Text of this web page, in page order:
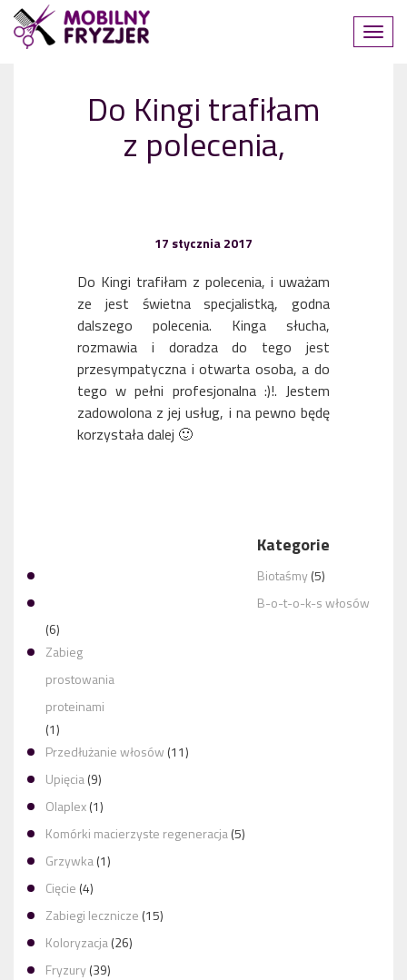
Do Kingi trafiłam
z polecenia,
17 stycznia 2017
Do Kingi trafiłam z polecenia, i uważam
ze jest świetna specjalistką, godna
dalszego polecenia. Kinga słucha,
rozmawia i doradza do tego jest
przesympatyczna i otwarta osoba, a do
tego w pełni profesjonalna :)!. Jestem
zadowolona z jej usług, i na pewno będę
korzystała dalej 🙂
Kategorie
Biotaśmy(5)
B-o-t-o-k-s włosów
(6)
Zabieg
prostowania
proteinami
(1)
Przedłużanie włosów (11)
Upięcia(9)
Olaplex(1)
Komórki macierzyste regeneracja(5)
Grzywka(1)
Cięcie (4)
Zabiegi lecznicze (15)
Koloryzacja(26)
Fryzury(39)